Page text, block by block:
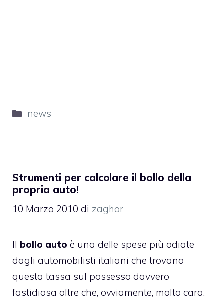
Categorie
news
Strumenti per calcolare il bollo della
propria auto!
10 Marzo 2010 di zaghor
Il bollo auto è una delle spese più odiate
dagli automobilisti italiani che trovano
questa tassa sul possesso davvero
fastidiosa oltre che, ovviamente, molto cara.